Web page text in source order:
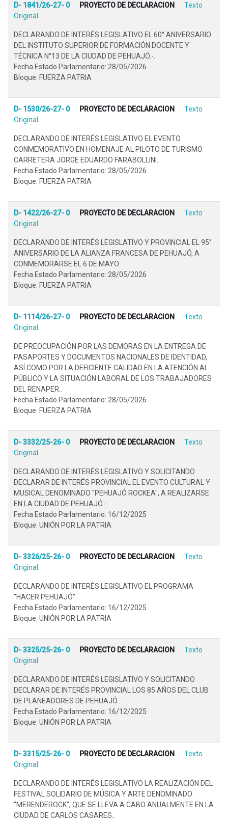
D- 1841/26-27- 0 PROYECTO DE DECLARACION
Texto
Original
DECLARANDO DE INTERÉS LEGISLATIVO EL 60° ANIVERSARIO
DEL INSTITUTO SUPERIOR DE FORMACIÓN DOCENTE Y
TÉCNICA N°13 DE LA CIUDAD DE PEHUAJÓ.-.
Fecha Estado Parlamentario: 28/05/2026
Bloque: FUERZA PATRIA
D- 1530/26-27- 0 PROYECTO DE DECLARACION
Texto
Original
DECLARANDO DE INTERÉS LEGISLATIVO EL EVENTO
CONMEMORATIVO EN HOMENAJE AL PILOTO DE TURISMO
CARRETERA JORGE EDUARDO FARABOLLINI..
Fecha Estado Parlamentario: 28/05/2026
Bloque: FUERZA PATRIA
D- 1422/26-27- 0 PROYECTO DE DECLARACION
Texto
Original
DECLARANDO DE INTERÉS LEGISLATIVO Y PROVINCIAL EL 95°
ANIVERSARIO DE LA ALIANZA FRANCESA DE PEHUAJÓ, A
CONMEMORARSE EL 6 DE MAYO..
Fecha Estado Parlamentario: 28/05/2026
Bloque: FUERZA PATRIA
D- 1114/26-27- 0 PROYECTO DE DECLARACION
Texto
Original
DE PREOCUPACIÓN POR LAS DEMORAS EN LA ENTREGA DE
PASAPORTES Y DOCUMENTOS NACIONALES DE IDENTIDAD,
ASÍ COMO POR LA DEFICIENTE CALIDAD EN LA ATENCIÓN AL
PÚBLICO Y LA SITUACIÓN LABORAL DE LOS TRABAJADORES
DEL RENAPER..
Fecha Estado Parlamentario: 28/05/2026
Bloque: FUERZA PATRIA
D- 3332/25-26- 0 PROYECTO DE DECLARACION
Texto
Original
DECLARANDO DE INTERÉS LEGISLATIVO Y SOLICITANDO
DECLARAR DE INTERÉS PROVINCIAL EL EVENTO CULTURAL Y
MUSICAL DENOMINADO "PEHUAJÓ ROCKEA", A REALIZARSE
EN LA CIUDAD DE PEHUAJÓ.-.
Fecha Estado Parlamentario: 16/12/2025
Bloque: UNIÓN POR LA PATRIA
D- 3326/25-26- 0 PROYECTO DE DECLARACION
Texto
Original
DECLARANDO DE INTERÉS LEGISLATIVO EL PROGRAMA
"HACER PEHUAJÓ".
Fecha Estado Parlamentario: 16/12/2025
Bloque: UNIÓN POR LA PATRIA
D- 3325/25-26- 0 PROYECTO DE DECLARACION
Texto
Original
DECLARANDO DE INTERÉS LEGISLATIVO Y SOLICITANDO
DECLARAR DE INTERÉS PROVINCIAL LOS 85 AÑOS DEL CLUB
DE PLANEADORES DE PEHUAJÓ..
Fecha Estado Parlamentario: 16/12/2025
Bloque: UNIÓN POR LA PATRIA
D- 3315/25-26- 0 PROYECTO DE DECLARACION
Texto
Original
DECLARANDO DE INTERÉS LEGISLATIVO LA REALIZACIÓN DEL
FESTIVAL SOLIDARIO DE MÚSICA Y ARTE DENOMINADO
"MERENDEROCK", QUE SE LLEVA A CABO ANUALMENTE EN LA
CIUDAD DE CARLOS CASARES..